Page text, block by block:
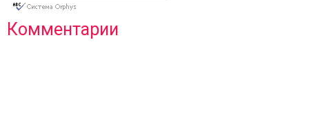
Комментарии